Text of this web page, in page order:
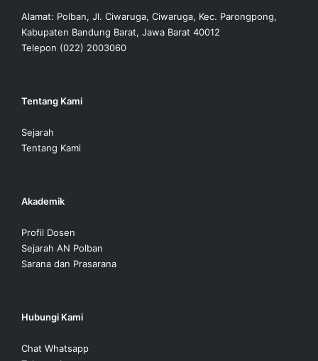
Alamat: Polban, Jl. Ciwaruga, Ciwaruga, Kec. Parongpong,
Kabupaten Bandung Barat, Jawa Barat 40012
Telepon (022) 2003060
Tentang Kami
Sejarah
Tentang Kami
Akademik
Profil Dosen
Sejarah AN Polban
Sarana dan Prasarana
Hubungi Kami
Chat Whatsapp